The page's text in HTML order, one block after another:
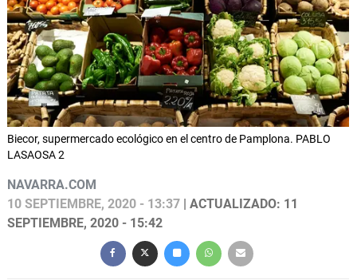
Biecor, supermercado ecológico en el centro de Pamplona. PABLO
LASAOSA 2
NAVARRA.COM
10 SEPTIEMBRE, 2020 - 13:37 | ACTUALIZADO: 11
SEPTIEMBRE, 2020 - 15:42